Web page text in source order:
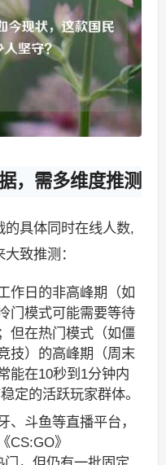
，需多维度推测
的具体同时在线人数,
致推测：
作日的非高峰期（如
门模式可能需要等待
但在热门模式（如僵
技）的高峰期（周末
能在10秒到1分钟内
定的活跃玩家群体。
、斗鱼等直播平台，
CS:GO》